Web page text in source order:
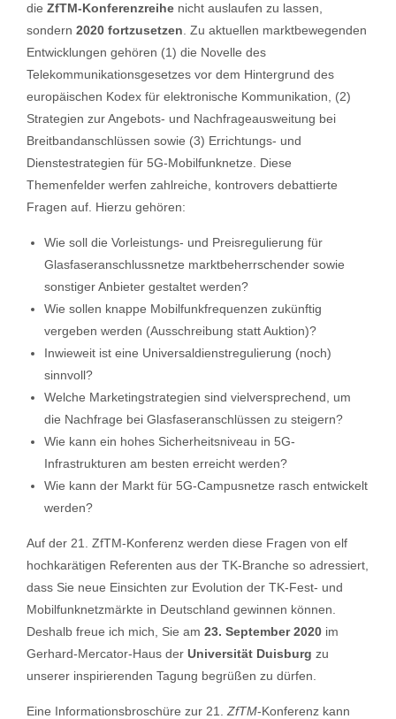
die ZfTM-Konferenzreihe nicht auslaufen zu lassen,
sondern 2020 fortzusetzen. Zu aktuellen marktbewegenden
Entwicklungen gehören (1) die Novelle des
Telekommunikationsgesetzes vor dem Hintergrund des
europäischen Kodex für elektronische Kommunikation, (2)
Strategien zur Angebots- und Nachfrageausweitung bei
Breitbandanschlüssen sowie (3) Errichtungs- und
Dienstestrategien für 5G-Mobilfunknetze. Diese
Themenfelder werfen zahlreiche, kontrovers debattierte
Fragen auf. Hierzu gehören:
Wie soll die Vorleistungs- und Preisregulierung für
Glasfaseranschlussnetze marktbeherrschender sowie
sonstiger Anbieter gestaltet werden?
Wie sollen knappe Mobilfunkfrequenzen zukünftig
vergeben werden (Ausschreibung statt Auktion)?
Inwieweit ist eine Universaldienstregulierung (noch)
sinnvoll?
Welche Marketingstrategien sind vielversprechend, um
die Nachfrage bei Glasfaseranschlüssen zu steigern?
Wie kann ein hohes Sicherheitsniveau in 5G-
Infrastrukturen am besten erreicht werden?
Wie kann der Markt für 5G-Campusnetze rasch entwickelt
werden?
Auf der 21. ZfTM-Konferenz werden diese Fragen von elf
hochkarätigen Referenten aus der TK-Branche so adressiert,
dass Sie neue Einsichten zur Evolution der TK-Fest- und
Mobilfunknetzmärkte in Deutschland gewinnen können.
Deshalb freue ich mich, Sie am 23. September 2020 im
Gerhard-Mercator-Haus der Universität Duisburg zu
unserer inspirierenden Tagung begrüßen zu dürfen.
Eine Informationsbroschüre zur 21.ZfTM-Konferenz kann